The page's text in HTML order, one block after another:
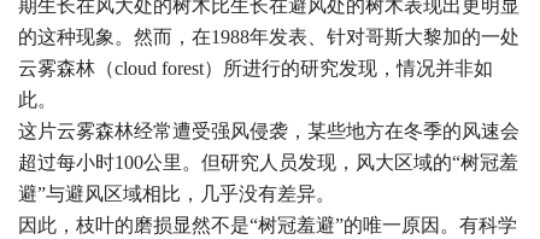
期生长在风大处的树木比生长在避风处的树木表现出更明显
的这种现象。然而，在1988年发表、针对哥斯大黎加的一处
云雾森林（cloud forest）所进行的研究发现，情况并非如
此。
这片云雾森林经常遭受强风侵袭，某些地方在冬季的风速会
超过每小时100公里。但研究人员发现，风大区域的“树冠羞
避”与避风区域相比，几乎没有差异。
因此，枝叶的磨损显然不是“树冠羞避”的唯一原因。有科学